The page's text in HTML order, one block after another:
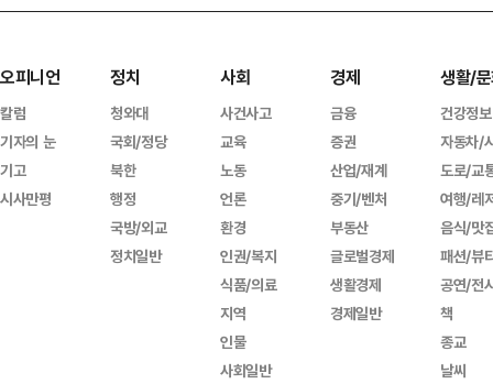
오피니언
칼럼
기자의 눈
기고
시사만평
정치
청와대
국회/정당
북한
행정
국방/외교
정치일반
사회
사건사고
교육
노동
언론
환경
인권/복지
식품/의료
지역
인물
사회일반
경제
금융
증권
산업/재계
중기/벤처
부동산
글로벌경제
생활경제
경제일반
생활/
건강정보
자동차/
도로/교
여행/레
음식/맛
패션/뷰
공연/전
책
종교
날씨